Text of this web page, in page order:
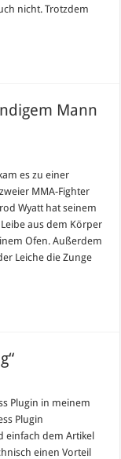
nicht. Trotzdem
Mann
es zu einer
MMA-Fighter
Wyatt hat seinem
aus dem Körper
Ofen. Außerdem
Leiche die Zunge
Plugin in meinem
Plugin
einfach dem Artikel
einen Vorteil